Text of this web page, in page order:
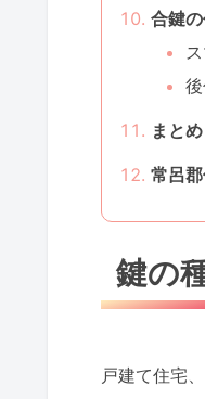
合鍵
まとめ
常呂
鍵の
戸建て住宅